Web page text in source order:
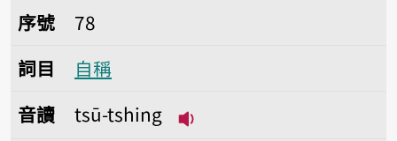
序號78自稱
序號
78
詞目
自稱
音讀
tsū-tshing